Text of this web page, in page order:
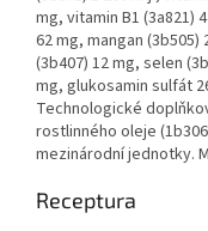
mg, vitamin B1 (3a821)
62 mg, mangan
(3b407) 12 mg, selen
mg, glukosamin sulfát
Technologické
rostlinného oleje
mezinárodní jednotky.
Receptura